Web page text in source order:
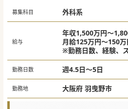
募集科目 外科系
給与
年収1,500万円～
月給125万円～150万
※勤務日数、経験、
勤務日数 週4.5日～5日
勤務地 大阪府 羽曳野市